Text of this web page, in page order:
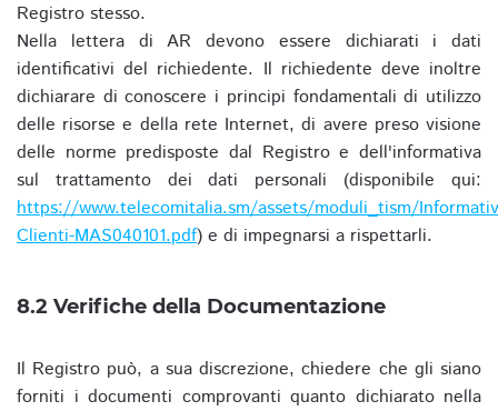
Registro stesso.
Nella lettera di AR devono essere dichiarati i dati
identificativi del richiedente. Il richiedente deve inoltre
dichiarare di conoscere i principi fondamentali di utilizzo
delle risorse e della rete Internet, di avere preso visione
delle norme predisposte dal Registro e dell'informativa
sul trattamento dei dati personali (disponibile qui:
https://www.telecomitalia.sm/assets/moduli_tism/
Clienti-MAS040101.pdf) e di impegnarsi a rispettarli.
8.2 Verifiche della Documentazione
Il Registro può, a sua discrezione, chiedere che gli siano
forniti i documenti comprovanti quanto dichiarato nella